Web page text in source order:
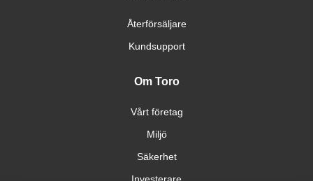
Återförsäljare
Kundsupport
Om Toro
Vårt företag
Miljö
Säkerhet